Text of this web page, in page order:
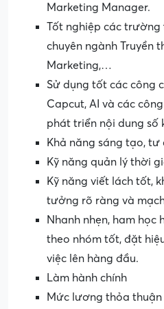
Marketing Manager.
Tốt nghiệp các
chuyên ngành Truyền
Marketing,…
Sử dụng tốt các công
Capcut, AI và các
phát triển nội dung số
Khả năng sáng tạo, tư
Kỹ năng quản lý thời
Kỹ năng viết lách tốt,
tưởng rõ ràng và
Nhanh nhẹn, ham học
theo nhóm tốt, đặt
việc lên hàng đầu.
Làm hành chính
Mức lương thỏa